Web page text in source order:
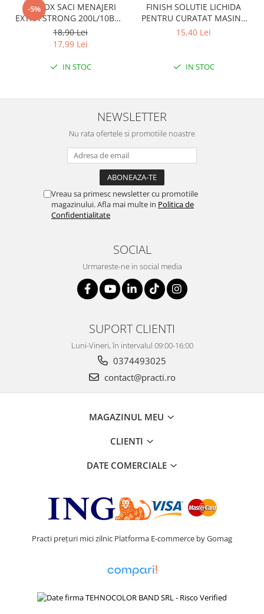
-5%
CLINOX SACI MENAJERI
EXTRA STRONG 200L/10BUC
LDPE NEGRI (90*122CM)
ETICHETA MOV
18,90 Lei
17,99 Lei
IN STOC
FINISH SOLUTIE LICHIDA
PENTRU CURATAT MASINA
DE SPALAT VASE 250ML
15,40 Lei
IN STOC
NEWSLETTER
Nu rata ofertele si promotiile noastre
Vreau sa primesc newsletter cu promotiile
magazinului. Afla mai multe in Politica de
Confidentialitate
SOCIAL
Urmareste-ne in social media
SUPORT CLIENTI
Luni-Vineri, în intervalul 09:00-16:00
0374493025
contact@practi.ro
MAGAZINUL MEU
CLIENTI
DATE COMERCIALE
Practi prețuri mici zilnic Platforma E-commerce by Gomag